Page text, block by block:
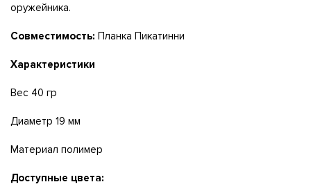
оружейника.
Совместимость: Планка Пикатинни
Характеристики
Вес 40 гр
Диаметр 19 мм
Материал полимер
Доступные цвета: